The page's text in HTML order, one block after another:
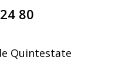
80
Quintestate